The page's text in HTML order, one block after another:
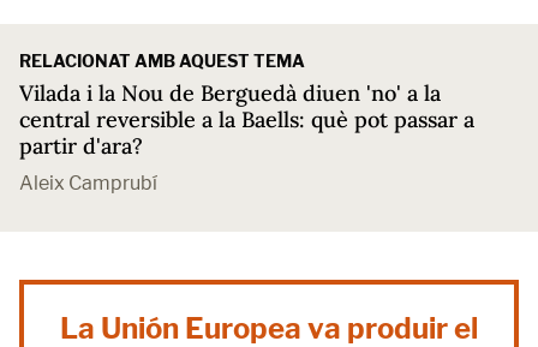
RELACIONAT AMB AQUEST TEMA
Vilada i la Nou de Berguedà diuen 'no' a la
central reversible a la Baells: què pot passar a
partir d'ara?
Aleix Camprubí
La Unión Europea va produir el